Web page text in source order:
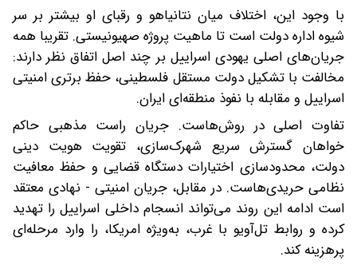
با وجود این، اختلاف میان نتانیاهو و رقبای او بیشتر بر سر
شیوه اداره دولت است تا ماهیت پروژه صهیونیستی. تقریبا همه
جریان‌های اصلی یهودی اسراییل بر چند اصل اتفاق نظر دارند:
مخالفت با تشکیل دولت مستقل فلسطینی، حفظ برتری امنیتی
اسراییل و مقابله با نفوذ منطقه‌ای ایران.
تفاوت اصلی در روش‌هاست. جریان راست مذهبی حاکم
خواهان گسترش سریع شهرک‌سازی، تقویت هویت دینی
دولت، محدودسازی اختیارات دستگاه قضایی و حفظ معافیت
نظامی حریدی‌هاست. در مقابل، جریان امنیتی - نهادی معتقد
است ادامه این روند می‌تواند انسجام داخلی اسراییل را تهدید
کرده و روابط تل‌آویو با غرب، به‌ویژه امریکا، را وارد مرحله‌ای
پرهزینه کند.